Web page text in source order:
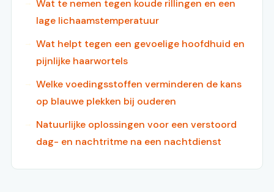
Wat te nemen tegen koude rillingen en een
lage lichaamstemperatuur
Wat helpt tegen een gevoelige hoofdhuid en
pijnlijke haarwortels
Welke voedingsstoffen verminderen de kans
op blauwe plekken bij ouderen
Natuurlijke oplossingen voor een verstoord
dag- en nachtritme na een nachtdienst